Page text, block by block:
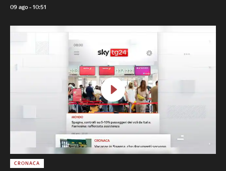
09 ago - 10:51
CRONACA